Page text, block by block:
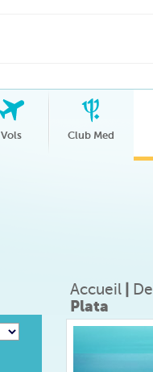
Vols Club Med
Accueil
Plata